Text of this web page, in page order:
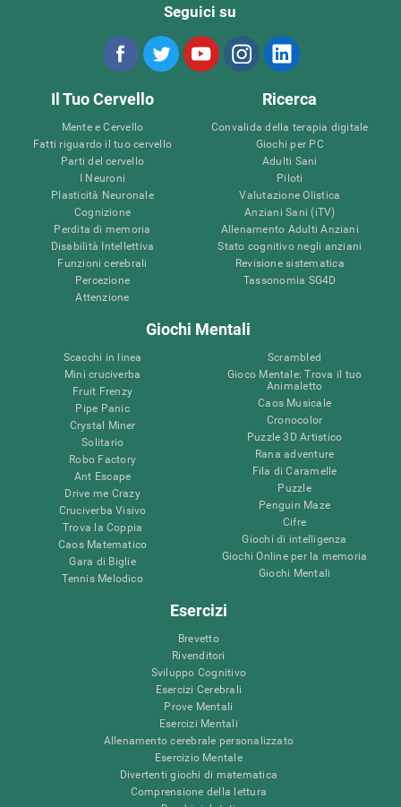
Seguici su
Il Tuo Cervello
Mente e Cervello
Fatti riguardo il tuo cervello
Parti del cervello
I Neuroni
Plasticità Neuronale
Cognizione
Perdita di memoria
Disabilità Intellettiva
Funzioni cerebrali
Percezione
Attenzione
Ricerca
Convalida della terapia digitale
Giochi per PC
Adulti Sani
Piloti
Valutazione Olistica
Anziani Sani (iTV)
Allenamento Adulti Anziani
Stato cognitivo negli anziani
Revisione sistematica
Tassonomia SG4D
Giochi Mentali
Scacchi in linea
Mini cruciverba
Fruit Frenzy
Pipe Panic
Crystal Miner
Solitario
Robo Factory
Ant Escape
Drive me Crazy
Cruciverba Visivo
Trova la Coppia
Caos Matematico
Gara di Biglie
Tennis Melodico
Scrambled
Gioco Mentale: Trova il tuo
Animaletto
Caos Musicale
Cronocolor
Puzzle 3D Artistico
Rana adventure
Fila di Caramelle
Puzzle
Penguin Maze
Cifre
Giochi di intelligenza
Giochi Online per la memoria
Giochi Mentali
Esercizi
Brevetto
Rivenditori
Sviluppo Cognitivo
Esercizi Cerebrali
Prove Mentali
Esercizi Mentali
Allenamento cerebrale personalizzato
Esercizio Mentale
Divertenti giochi di matematica
Comprensione della lettura